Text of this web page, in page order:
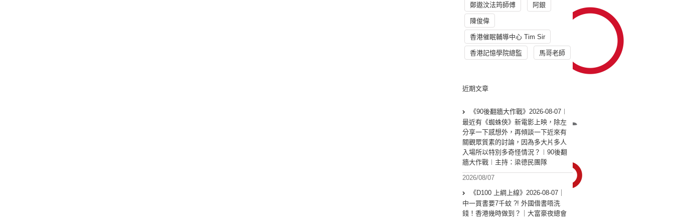
鄭遨汶法筠師傅 阿銀
陳俊偉
香港催眠輔導中心 Tim Sir
香港記憶學院總監 馬哥老師
近期文章
《90後翻牆大作戰》2026-08-07︱
最近有《蜘蛛俠》新電影上映，除左
分享一下感想外，再傾談一下近來有
關觀眾質素的討論，因為多大片多人
入場所以特別多奇怪情況？︱90後翻
牆大作戰︱主持：梁德民團隊
2026/08/07
《D100 上綱上線》2026-08-07｜
中一買書要7千蚊 ?! 外國借書唔洗
錢！香港幾時做到？｜大富豪夜總會